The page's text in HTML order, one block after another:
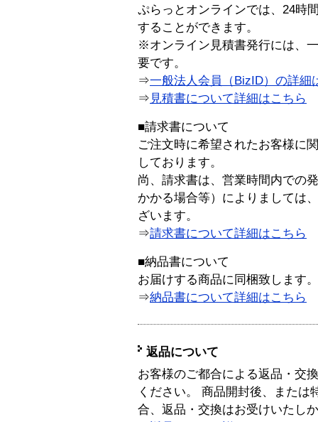
ぷらっとオンラインでは、24時
することができます。
※オンライン見積書発行には、
要です。
⇒一般法人会員（BizID）の詳細
⇒ 見積書について詳細はこちら
■請求書について
ご注文時に希望されたお客様に
しております。
尚、請求書は、営業時間内での
かかる場合等）によりましては
ざいます。
⇒請求書について詳細はこちら
■納品書について
お届けする商品に同梱致します。
⇒納品書について詳細はこちら
返品について
お客様のご都合による返品・交
ください。 商品開封後、または
合、返品・交換はお受けいたし